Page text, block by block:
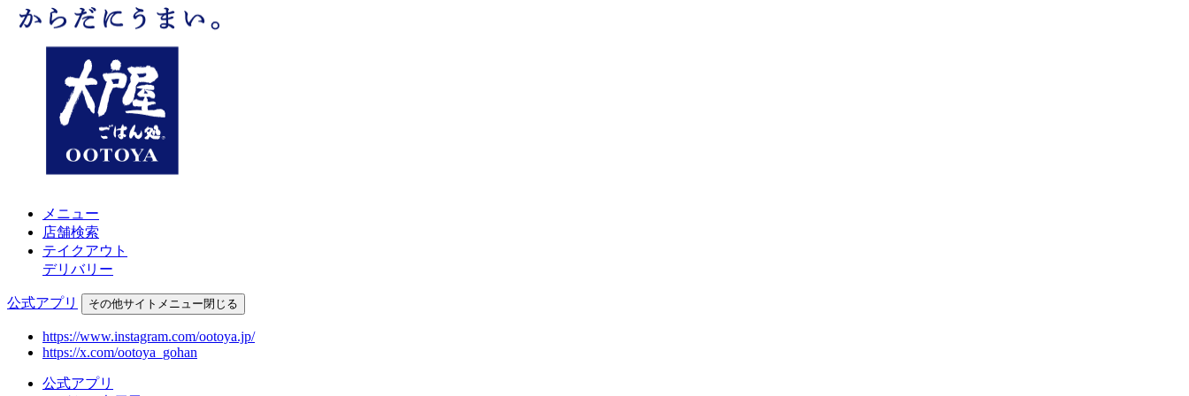
メニュー
店舗検索
テイクアウト
デリバリー
公式アプリ その他サイトメニュー閉じる
https://www.instagram.com/ootoya.jp/
https://x.com/ootoya_gohan
公式アプリ